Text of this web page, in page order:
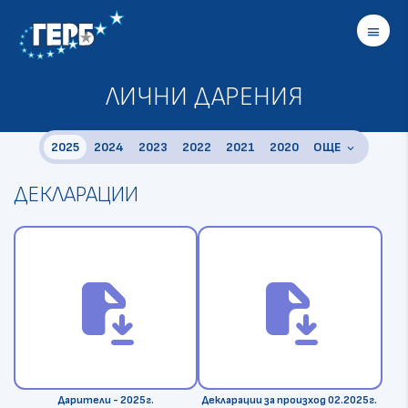
menu
ЛИЧНИ ДАРЕНИЯ
2025 2024 2023 2022 2021 2020 OЩЕ keyboard_arrow_down
ДЕКЛАРАЦИИ
file_save
Дарители - 2025г.
file_save
Декларации за произход 02.2025г.